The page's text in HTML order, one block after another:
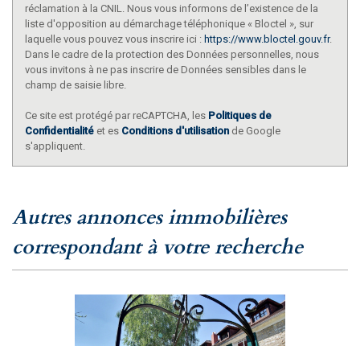
réclamation à la CNIL. Nous vous informons de l’existence de la
liste d'opposition au démarchage téléphonique « Bloctel », sur
laquelle vous pouvez vous inscrire ici : https://www.bloctel.gouv.fr.
Dans le cadre de la protection des Données personnelles, nous
vous invitons à ne pas inscrire de Données sensibles dans le
champ de saisie libre.
Ce site est protégé par reCAPTCHA, les Politiques de
Confidentialité et es Conditions d'utilisation de Google
s'appliquent.
autres annonces immobilières
correspondant à votre recherche